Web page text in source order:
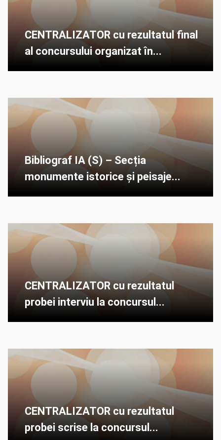
CENTRALIZATOR cu rezultatul final
al concursului organizat în...
Bibliograf IA (S) – Secția
monumente istorice și peisaje...
CENTRALIZATOR cu rezultatul
probei interviu la concursul...
CENTRALIZATOR cu rezultatul
probei scrise la concursul...